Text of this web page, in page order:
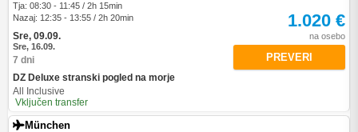
Tja: 08:30 - 11:45 / 2h 15min
Nazaj: 12:35 - 13:55 / 2h 20min
Sre, 09.09.
Sre, 16.09.
7 dni
DZ Deluxe stranski pogled na morje
All Inclusive
Vključen transfer
1.020 €
na osebo
PREVERI
München